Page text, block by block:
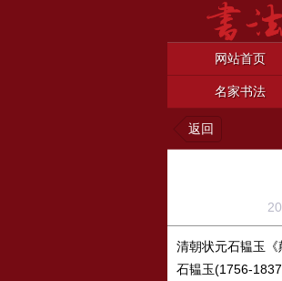
网站首页
名家书法
返回
清朝状元石韫玉
石韫玉(1756-